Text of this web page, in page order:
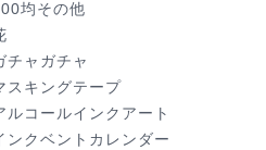
均その他
チャガチャ
スキングテープ
ルコールインクアート
ンクベントカレンダー